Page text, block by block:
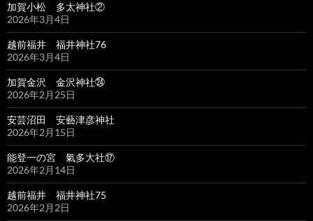
加賀小松 多太神社②
2026年3月4日
越前福井 福井神社76
2026年3月4日
加賀金沢 金沢神社㉔
2026年2月25日
安芸沼田 安藝津彦神社
2026年2月15日
能登一の宮 氣多大社⑰
2026年2月14日
越前福井 福井神社75
2026年2月2日